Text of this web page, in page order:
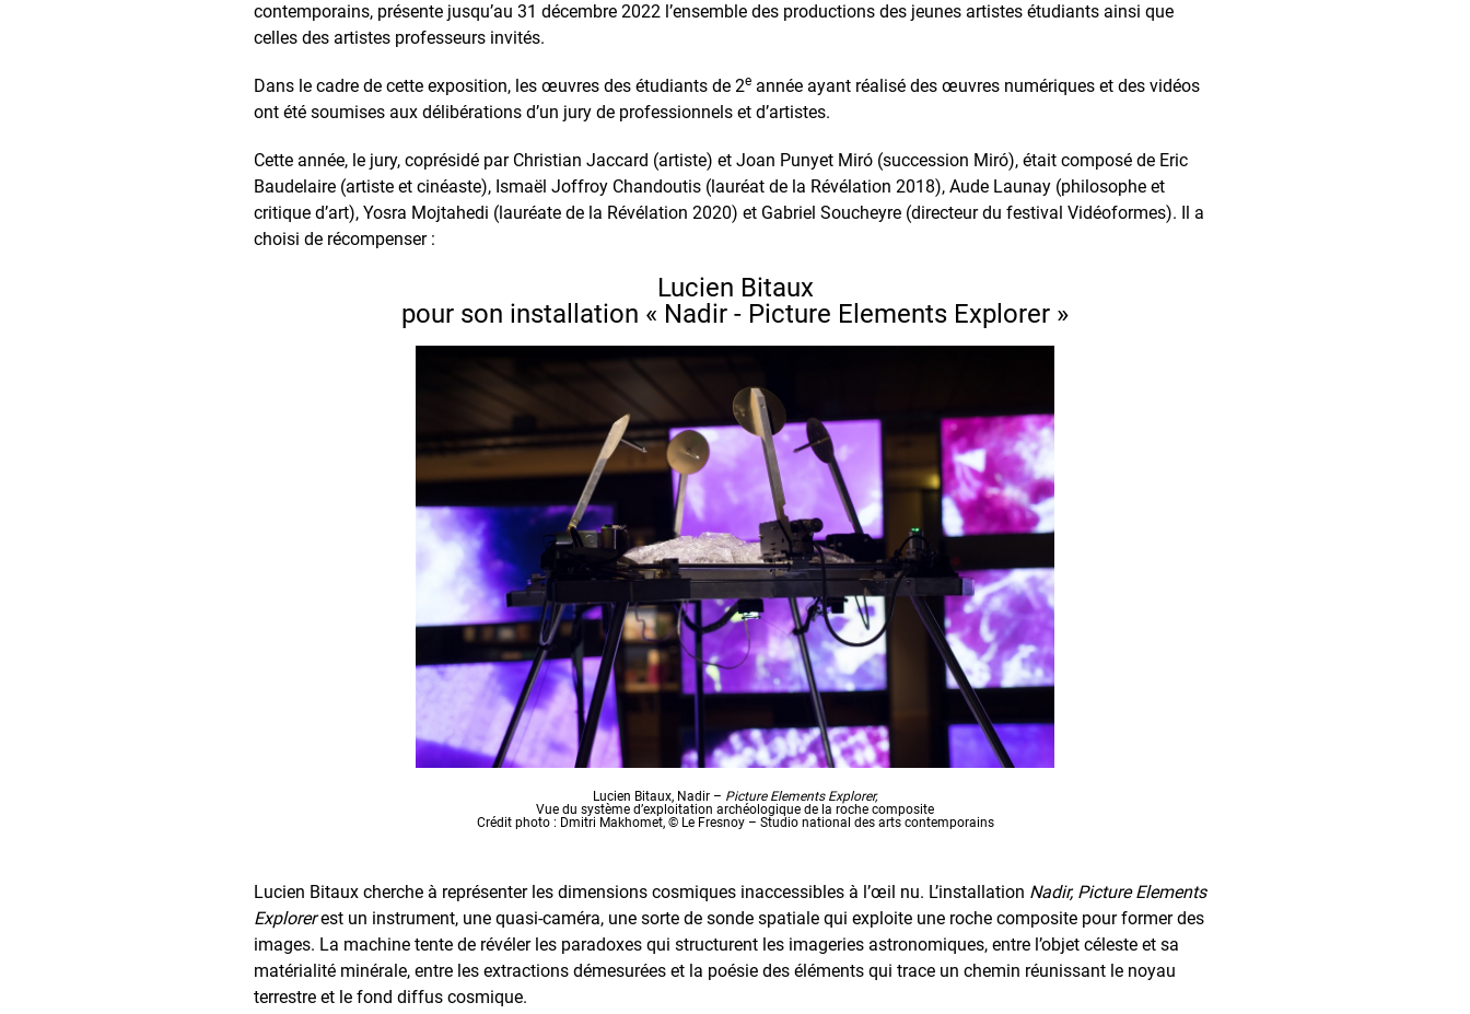
contemporains, présente jusqu’au 31 décembre 2022 l’ensemble des productions des jeunes artistes étudiants ainsi que
celles des artistes professeurs invités.
Dans le cadre de cette exposition, les œuvres des étudiants de 2e année ayant réalisé des œuvres numériques et des vidéos
ont été soumises aux délibérations d’un jury de professionnels et d’artistes.
Cette année, le jury, coprésidé par Christian Jaccard (artiste) et Joan Punyet Miró (succession Miró), était composé de Eric
Baudelaire (artiste et cinéaste), Ismaël Joffroy Chandoutis (lauréat de la Révélation 2018), Aude Launay (philosophe et
critique d’art), Yosra Mojtahedi (lauréate de la Révélation 2020) et Gabriel Soucheyre (directeur du festival Vidéoformes). Il a
choisi de récompenser :
Lucien Bitaux
pour son installation « Nadir - Picture Elements Explorer »
Lucien Bitaux, Nadir – Picture Elements Explorer,
Vue du système d’exploitation archéologique de la roche composite
Crédit photo : Dmitri Makhomet, © Le Fresnoy – Studio national des arts contemporains
Lucien Bitaux cherche à représenter les dimensions cosmiques inaccessibles à l’œil nu. L’installation Nadir, Picture Elements
Explorerest un instrument, une quasi-caméra, une sorte de sonde spatiale qui exploite une roche composite pour former des
images. La machine tente de révéler les paradoxes qui structurent les imageries astronomiques, entre l’objet céleste et sa
matérialité minérale, entre les extractions démesurées et la poésie des éléments qui trace un chemin réunissant le noyau
terrestre et le fond diffus cosmique.